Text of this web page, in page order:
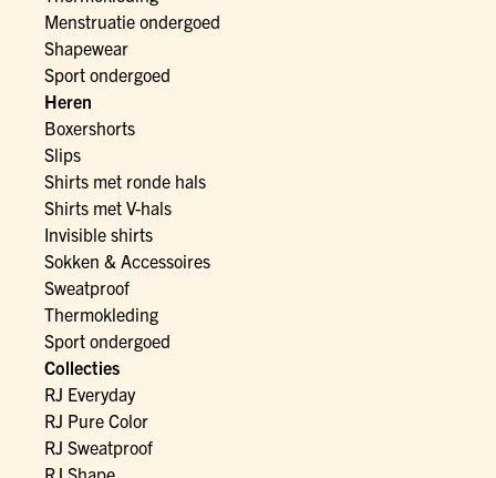
Menstruatie ondergoed
Shapewear
Sport ondergoed
Heren
Boxershorts
Slips
Shirts met ronde hals
Shirts met V-hals
Invisible shirts
Sokken & Accessoires
Sweatproof
Thermokleding
Sport ondergoed
Collecties
RJ Everyday
RJ Pure Color
RJ Sweatproof